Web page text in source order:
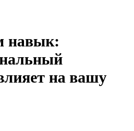
навык:
на вашу